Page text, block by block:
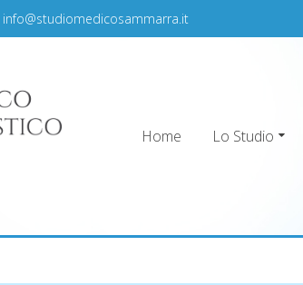
info@studiomedicosammarra.it
Home Lo Studio